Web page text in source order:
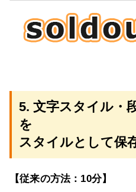
5. 文字スタイル・
を
スタイルとして保
【従来の方法：10分】